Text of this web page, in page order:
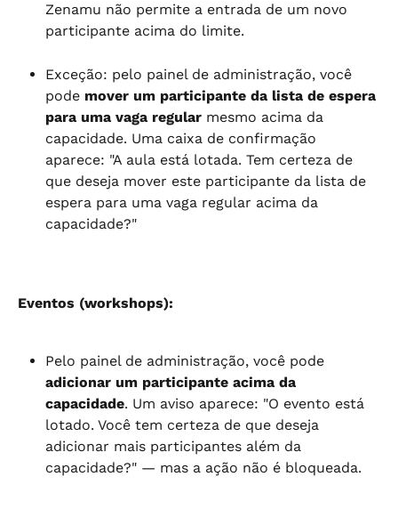
Zenamu não permite a entrada de um novo
participante acima do limite.
Exceção: pelo painel de administração, você
pode mover um participante da lista de espera
para uma vaga regular mesmo acima da
capacidade. Uma caixa de confirmação
aparece: "A aula está lotada. Tem certeza de
que deseja mover este participante da lista de
espera para uma vaga regular acima da
capacidade?"
Eventos (workshops):
Pelo painel de administração, você pode
adicionar um participante acima da
capacidade. Um aviso aparece: "O evento está
lotado. Você tem certeza de que deseja
adicionar mais participantes além da
capacidade?" — mas a ação não é bloqueada.